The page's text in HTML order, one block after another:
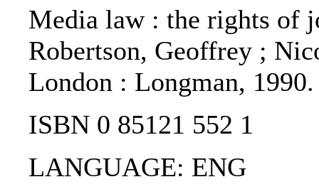
Media law : the rights of
Robertson, Geoffrey ;
London : Longman, 1990.
ISBN 0 85121 552 1
LANGUAGE: ENG